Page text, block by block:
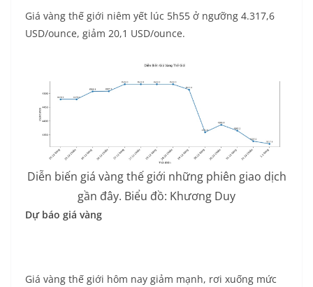
Giá vàng thế giới niêm yết lúc 5h55 ở ngưỡng 4.317,6
USD/ounce, giảm 20,1 USD/ounce.
Diễn biến giá vàng thế giới những phiên giao dịch
gần đây. Biểu đồ: Khương Duy
Dự báo giá vàng
Giá vàng thế giới hôm nay giảm mạnh, rơi xuống mức